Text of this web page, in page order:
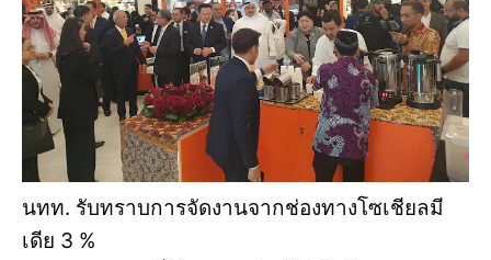
นทท. รับทราบการจัดงานจากช่องทางโซเชียลมี
เดีย 3 %